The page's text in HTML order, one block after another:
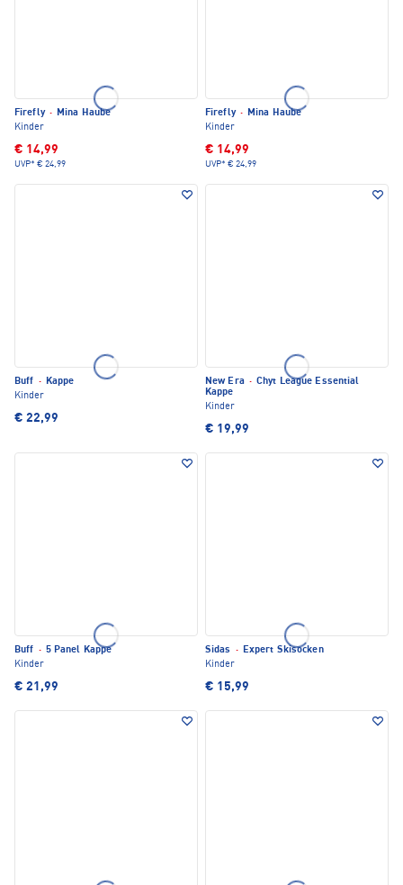
Firefly · Mina Haube
Kinder
€ 14,99
UVP* € 24,99
Firefly · Mina Haube
Kinder
€ 14,99
UVP* € 24,99
Buff · Kappe
Kinder
€ 22,99
New Era · Chyt League Essential
Kappe
Kinder
€ 19,99
Buff · 5 Panel Kappe
Kinder
€ 21,99
Sidas · Expert Skisocken
Kinder
€ 15,99